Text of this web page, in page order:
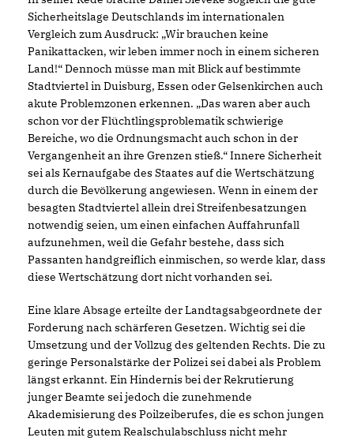
Sicherheitslage Deutschlands im internationalen
Vergleich zum Ausdruck: „Wir brauchen keine
Panikattacken, wir leben immer noch in einem sicheren
Land!“ Dennoch müsse man mit Blick auf bestimmte
Stadtviertel in Duisburg, Essen oder Gelsenkirchen auch
akute Problemzonen erkennen. „Das waren aber auch
schon vor der Flüchtlingsproblematik schwierige
Bereiche, wo die Ordnungsmacht auch schon in der
Vergangenheit an ihre Grenzen stieß.“ Innere Sicherheit
sei als Kernaufgabe des Staates auf die Wertschätzung
durch die Bevölkerung angewiesen. Wenn in einem der
besagten Stadtviertel allein drei Streifenbesatzungen
notwendig seien, um einen einfachen Auffahrunfall
aufzunehmen, weil die Gefahr bestehe, dass sich
Passanten handgreiflich einmischen, so werde klar, dass
diese Wertschätzung dort nicht vorhanden sei.
Eine klare Absage erteilte der Landtagsabgeordnete der
Forderung nach schärferen Gesetzen. Wichtig sei die
Umsetzung und der Vollzug des geltenden Rechts. Die zu
geringe Personalstärke der Polizei sei dabei als Problem
längst erkannt. Ein Hindernis bei der Rekrutierung
junger Beamte sei jedoch die zunehmende
Akademisierung des Poilzeiberufes, die es schon jungen
Leuten mit gutem Realschulabschluss nicht mehr